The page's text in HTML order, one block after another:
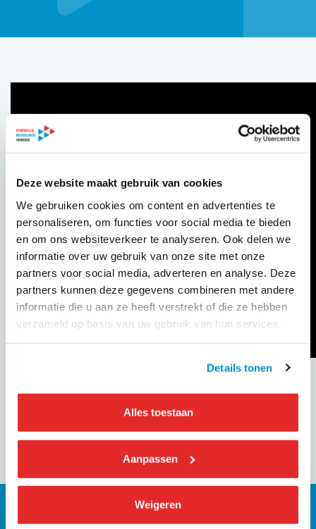
Deze website maakt gebruik van cookies
We gebruiken cookies om content en advertenties te
personaliseren, om functies voor social media te bieden
en om ons websiteverkeer te analyseren. Ook delen we
informatie over uw gebruik van onze site met onze
partners voor social media, adverteren en analyse. Deze
partners kunnen deze gegevens combineren met andere
informatie die u aan ze heeft verstrekt of die ze hebben
verzameld op basis van uw gebruik van hun services.
Details tonen
Alles toestaan
Aanpassen
Weigeren